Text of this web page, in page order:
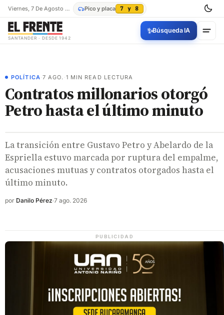
Viernes, 7 De Agosto De 2026 Pico y placa 7 y 8
SANTANDER · DESDE 1942
✨Búsqueda IA
POLÍTICA·7 AGO. ·1 MIN READ LECTURA
Contratos millonarios otorgó
Petro hasta el último minuto
La transición entre Gustavo Petro y Abelardo de la
Espriella estuvo marcada por ruptura del empalme,
acusaciones mutuas y contratos otorgados hasta el
último minuto.
por Danilo Pérez 7 ago. 2026
PUBLICIDAD